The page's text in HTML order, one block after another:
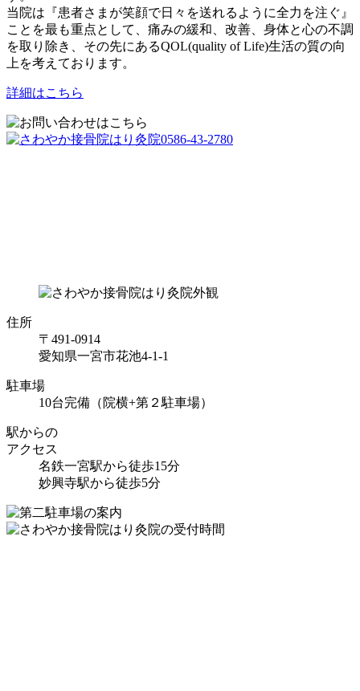
当院は『患者さまが笑顔で日々を送れるように全力を注ぐ』
ことを最も重点として、痛みの緩和、改善、身体と心の不調
を取り除き、その先にあるQOL(quality of Life)生活の質の向
上を考えております。
詳細はこちら
住所
〒491-0914
愛知県一宮市花池4-1-1
駐車場
10台完備（院横+第２駐車場）
駅からの
アクセス
名鉄一宮駅から徒歩15分
妙興寺駅から徒歩5分